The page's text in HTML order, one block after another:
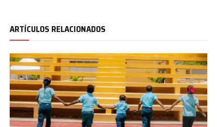
ARTÍCULOS RELACIONADOS